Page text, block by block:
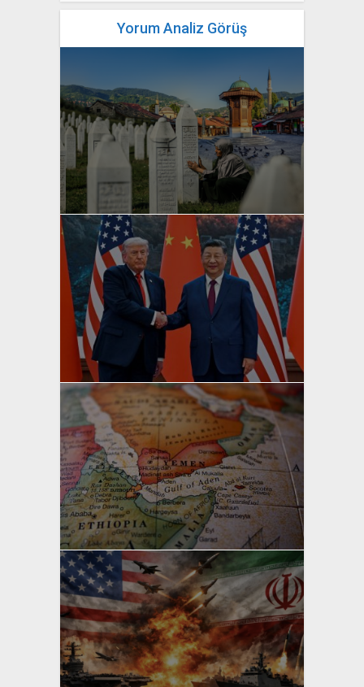
Yorum Analiz Görüş
yazan
Bahri Ak
yazan
Bahri Ak
yazan
Bahri Ak
yazan
Bahri Ak